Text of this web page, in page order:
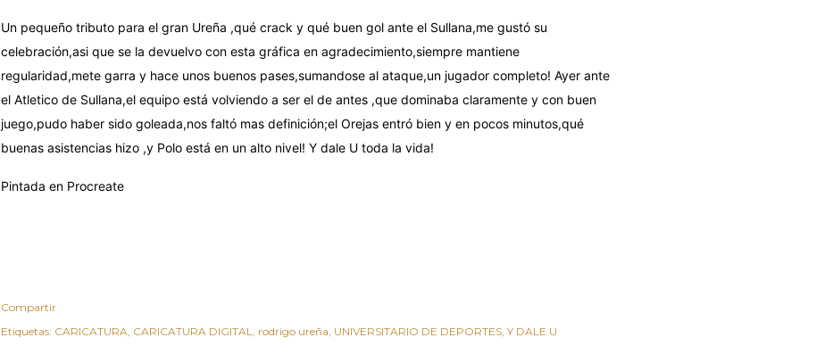
Un pequeño tributo para el gran Ureña ,qué crack y qué buen gol ante el Sullana,me gustó su
celebración,asi que se la devuelvo con esta gráfica en agradecimiento,siempre mantiene
regularidad,mete garra y hace unos buenos pases,sumandose al ataque,un jugador completo! Ayer ante
el Atletico de Sullana,el equipo está volviendo a ser el de antes ,que dominaba claramente y con buen
juego,pudo haber sido goleada,nos faltó mas definición;el Orejas entró bien y en pocos minutos,qué
buenas asistencias hizo ,y Polo está en un alto nivel! Y dale U toda la vida!
Pintada en Procreate
Compartir
Etiquetas: CARICATURA CARICATURA DIGITAL rodrigo ureña UNIVERSITARIO DE DEPORTES Y DALE U